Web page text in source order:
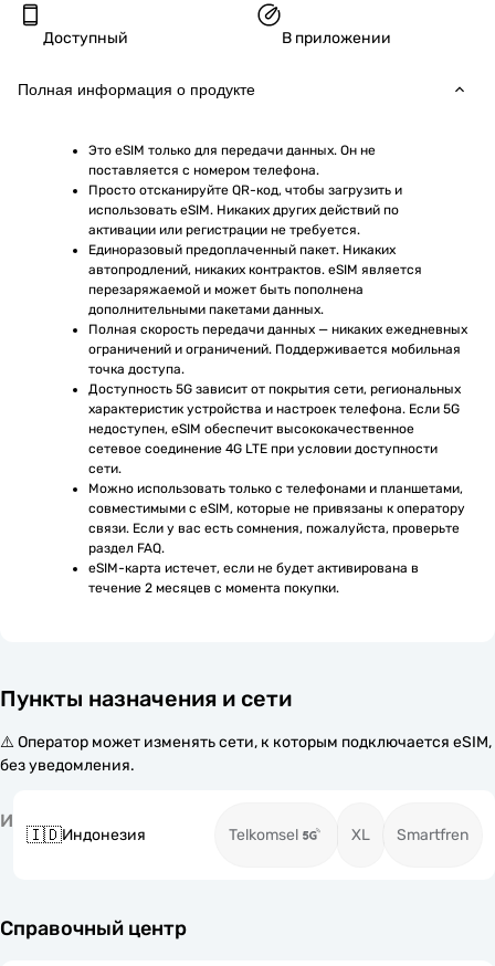
Доступный В приложении
Полная информация о продукте
Это eSIM только для передачи данных. Он не
поставляется с номером телефона.
Просто отсканируйте QR-код, чтобы загрузить и
использовать eSIM. Никаких других действий по
активации или регистрации не требуется.
Единоразовый предоплаченный пакет. Никаких
автопродлений, никаких контрактов. eSIM является
перезаряжаемой и может быть пополнена
дополнительными пакетами данных.
Полная скорость передачи данных — никаких ежедневных
ограничений и ограничений. Поддерживается мобильная
точка доступа.
Доступность 5G зависит от покрытия сети, региональных
характеристик устройства и настроек телефона. Если 5G
недоступен, eSIM обеспечит высококачественное
сетевое соединение 4G LTE при условии доступности
сети.
Можно использовать только с телефонами и планшетами,
совместимыми с eSIM, которые не привязаны к оператору
связи. Если у вас есть сомнения, пожалуйста, проверьте
раздел FAQ.
eSIM-карта истечет, если не будет активирована в
течение 2 месяцев с момента покупки.
Пункты назначения и сети
⚠️ Оператор может изменять сети, к которым подключается eSIM,
без уведомления.
И
🇮🇩Индонезия Telkomsel XL Smartfren
Справочный центр